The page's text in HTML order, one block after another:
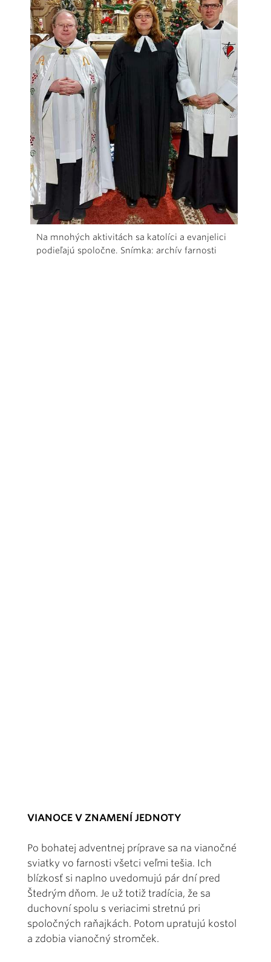
Na mnohých aktivitách sa katolíci a evanjelici
podieľajú spoločne. Snímka: archív farnosti
VIANOCE V ZNAMENÍ JEDNOTY
Po bohatej adventnej príprave sa na vianočné
sviatky vo farnosti všetci veľmi tešia. Ich
blízkosť si naplno uvedomujú pár dní pred
Štedrým dňom. Je už totiž tradícia, že sa
duchovní spolu s veriacimi stretnú pri
spoločných raňajkách. Potom upratujú kostol
a zdobia vianočný stromček.